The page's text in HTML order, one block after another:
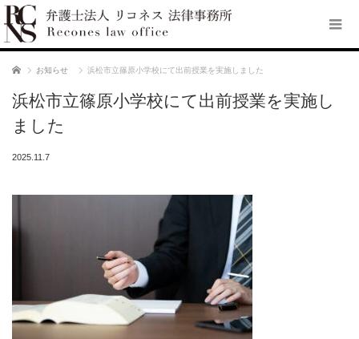
ホーム お知らせ 浜松市立篠原小学校にて出前授業を実施しました
浜松市立篠原小学校にて出前授業を実施し
ました
2025.11.7